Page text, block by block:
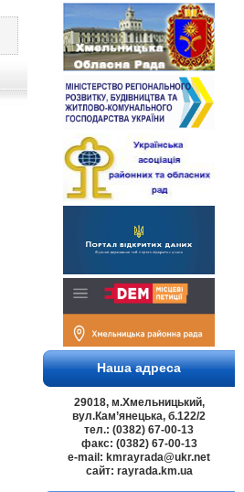
Наша адреса
29018, м.Хмельницький,
вул.Кам’янецька, б.122/2
тел.: (0382) 67-00-13
факс: (0382) 67-00-13
e-mail: kmrayrada@ukr.net
сайт: rayrada.km.ua